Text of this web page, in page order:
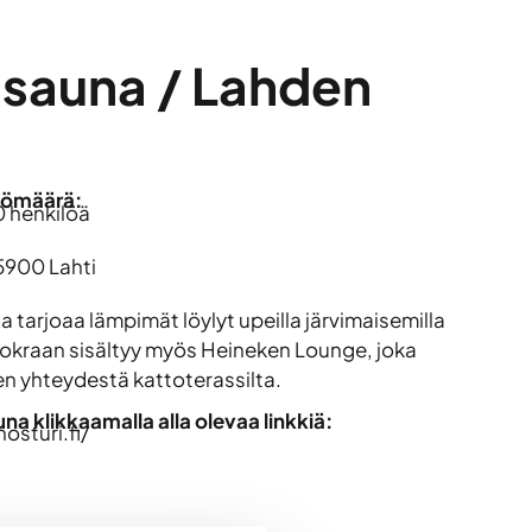
/ Lahden
henkilöä
Lahti
tarjoaa lämpimät löylyt upeilla järvimaisemilla
sisältyy myös Heineken Lounge, joka
yhteydestä kattoterassilta.
klikkaamalla alla olevaa linkkiä: